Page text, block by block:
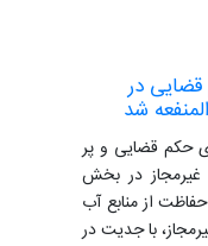
قضایی در
شد
حکم قضایی و پر
۶ حلقه چاه غیرمجاز در بخش
از منابع آب
با جدیت در